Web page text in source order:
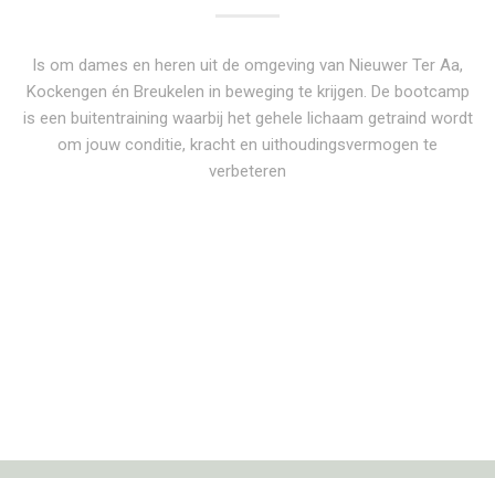
Is om dames en heren uit de omgeving van Nieuwer Ter Aa,
Kockengen én Breukelen in beweging te krijgen. De bootcamp
is een buitentraining waarbij het gehele lichaam getraind wordt
om jouw conditie, kracht en uithoudingsvermogen te
verbeteren